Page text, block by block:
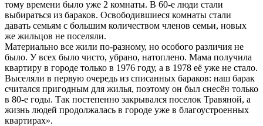
тому времени было уже 2 комнаты. В 60-е люди стали
выбираться из бараков. Освободившиеся комнаты стали
давать семьям с большим количеством членов семьи, новых
же жильцов не поселяли.
Материально все жили по-разному, но особого различия не
было. У всех было чисто, убрано, натоплено. Мама получила
квартиру в городе только в 1976 году, а в 1978 её уже не стало.
Выселяли в первую очередь из списанных бараков: наш барак
считался пригодным для жилья, поэтому он был снесён только
в 80-е годы. Так постепенно закрывался поселок Травяной, а
жизнь людей продолжалась в городе уже в благоустроенных
квартирах».